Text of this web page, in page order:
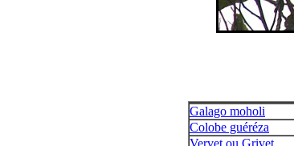
Galago moholi
Colobe guéréza
Vervet ou Grivet